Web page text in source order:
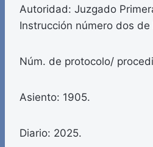
Autoridad: Juzgado
Instrucción número dos
Núm. de protocolo/
Asiento: 1905.
Diario: 2025.